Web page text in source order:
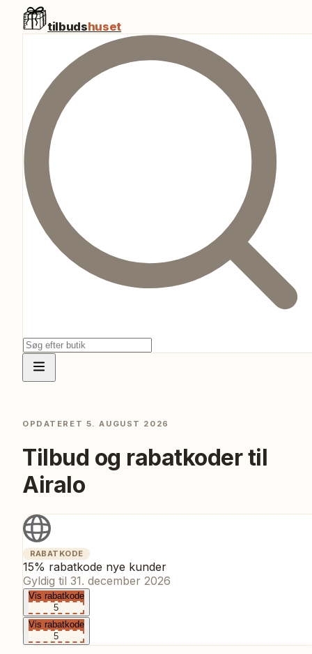
tilbudshuset
OPDATERET 5. AUGUST 2026
Tilbud og rabatkoder til
Airalo
RABATKODE
15% rabatkode nye kunder
Gyldig til 31. december 2026
Vis rabatkode
5
Vis rabatkode
5